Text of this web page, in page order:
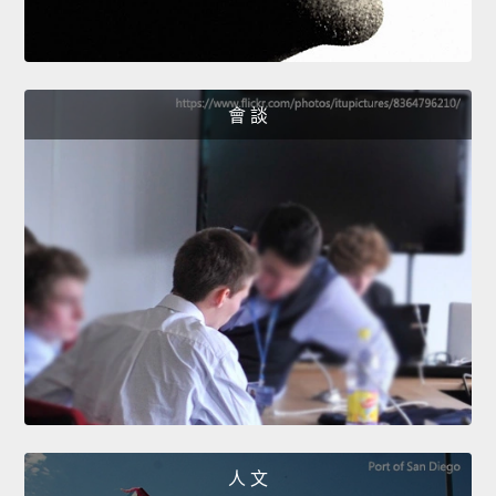
會 談
人 文